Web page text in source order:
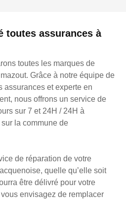
toutes assurances à
toutes les marques de
Grâce à notre équipe de
assurances et experte en
nous offrons un service de
sur 7 et 24H / 24H à
la commune de
de réparation de votre
quelle qu’elle soit
être délivré pour votre
envisagez de remplacer